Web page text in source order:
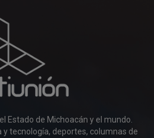
Estado de Michoacán y el mundo.
y tecnología, deportes, columnas de